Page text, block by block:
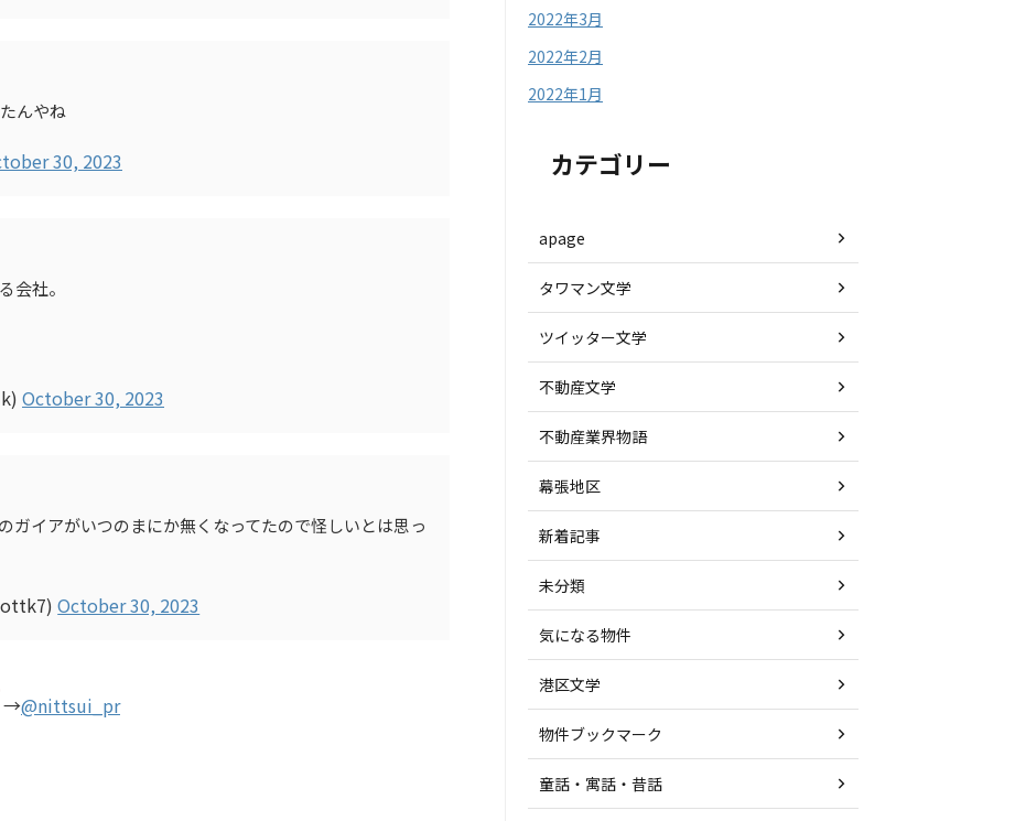
んやね
30, 2023
会社。
October 30, 2023
ガイアがいつのまにか無くなってたので怪しいとは思っ
October 30, 2023
→@nittsui_pr
2022年3月
2022年2月
2022年1月
カテゴリー
apage
タワマン文学
ツイッター文学
不動産文学
不動産業界物語
幕張地区
新着記事
未分類
気になる物件
港区文学
物件ブックマーク
童話・寓話・昔話